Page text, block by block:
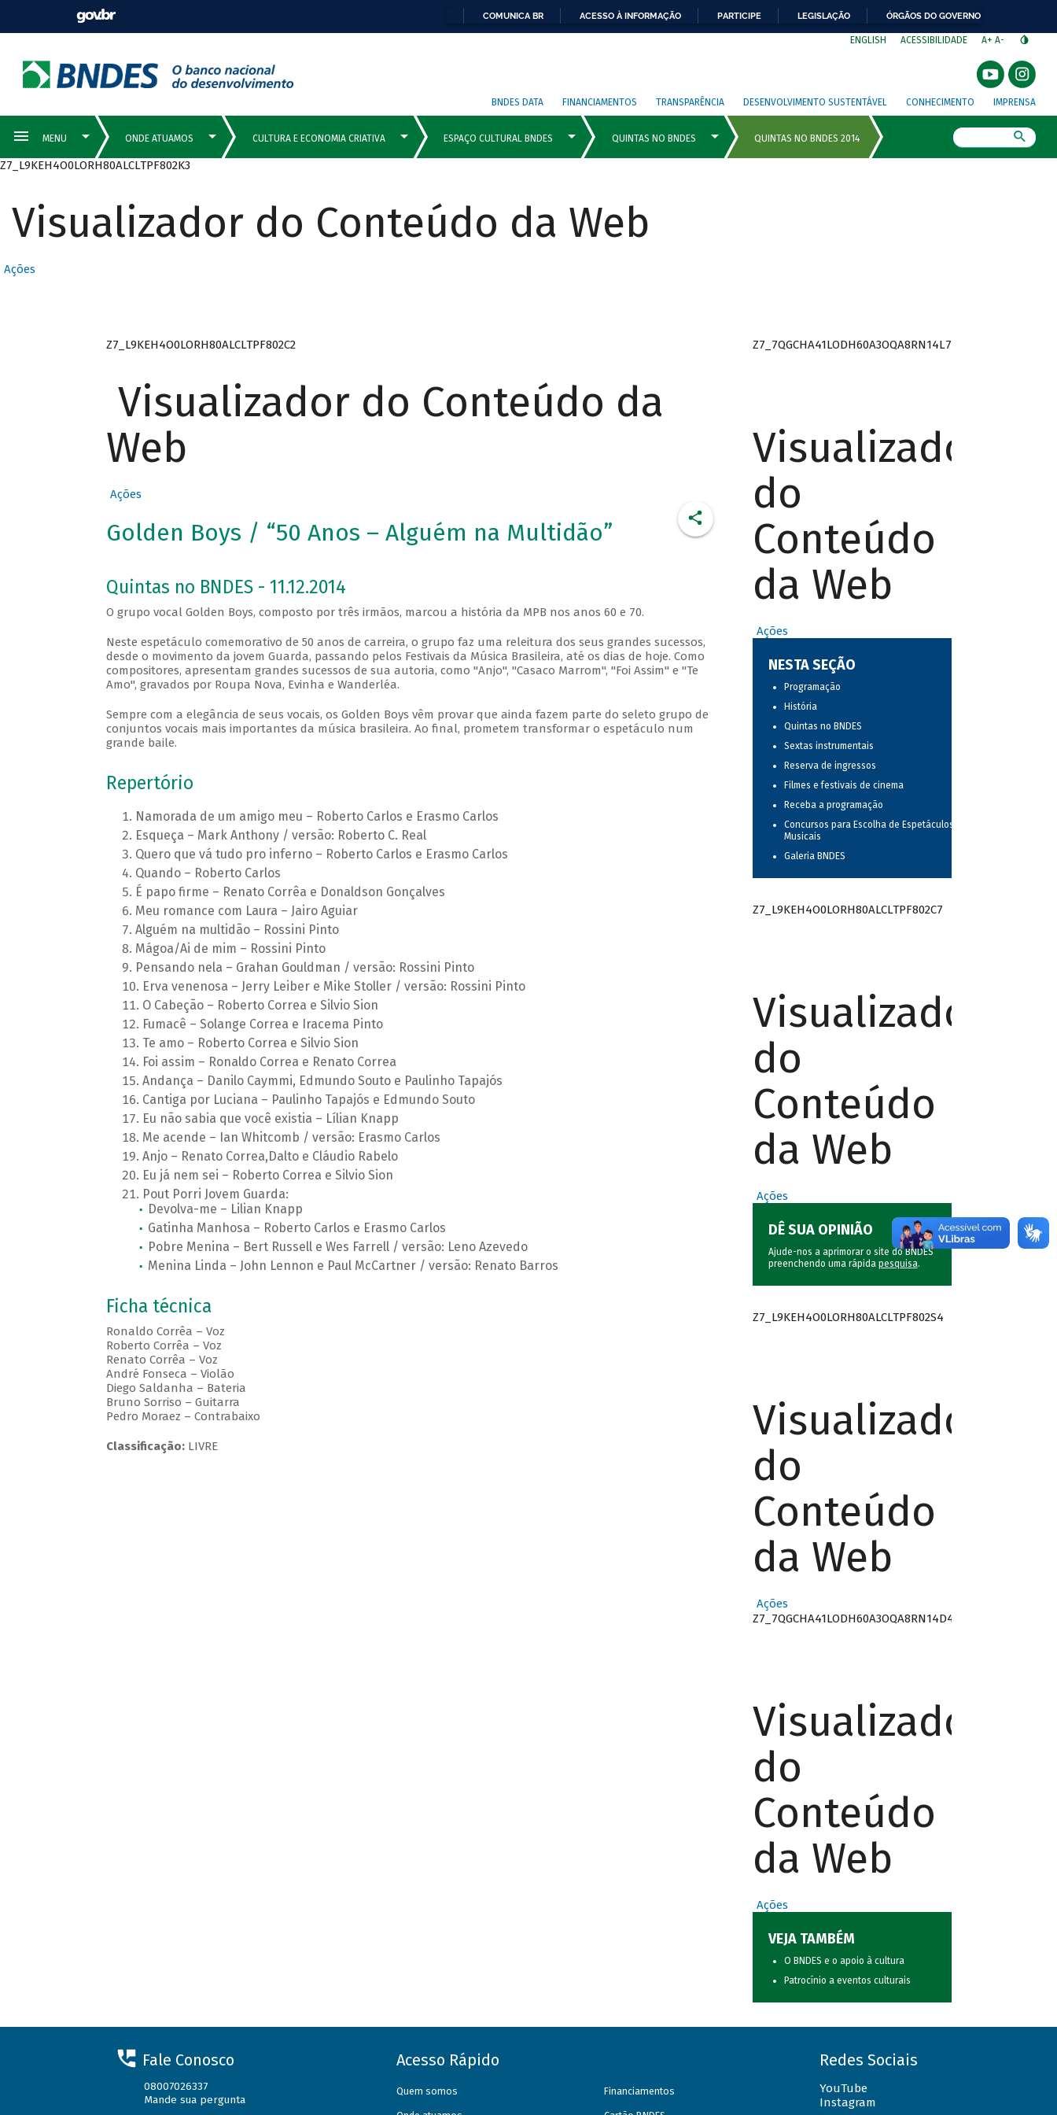
COMUNICA BR ACESSO À INFORMAÇÃO PARTICIPE LEGISLAÇÃO ÓRGÃOS DO GOVERNO
ENGLISH ACESSIBILIDADE A+ A-
BNDES DATA FINANCIAMENTOS TRANSPARÊNCIA DESENVOLVIMENTO SUSTENTÁVEL CONHECIMENTO IMPRENSA
Z7_L9KEH4O0LORH80ALCLTPF802K3
Visualizador do Conteúdo da Web
Ações
Z7_L9KEH4O0LORH80ALCLTPF802C2
Visualizador do Conteúdo da
Web
Ações
Golden Boys / “50 Anos – Alguém na Multidão”
Quintas no BNDES - 11.12.2014
O grupo vocal Golden Boys, composto por três irmãos, marcou a história da MPB nos anos 60 e 70.
Neste espetáculo comemorativo de 50 anos de carreira, o grupo faz uma releitura dos seus grandes sucessos,
desde o movimento da jovem Guarda, passando pelos Festivais da Música Brasileira, até os dias de hoje. Como
compositores, apresentam grandes sucessos de sua autoria, como "Anjo", "Casaco Marrom", "Foi Assim" e "Te
Amo", gravados por Roupa Nova, Evinha e Wanderléa.
Sempre com a elegância de seus vocais, os Golden Boys vêm provar que ainda fazem parte do seleto grupo de
conjuntos vocais mais importantes da música brasileira. Ao final, prometem transformar o espetáculo num
grande baile.
Repertório
Namorada de um amigo meu – Roberto Carlos e Erasmo Carlos
Esqueça – Mark Anthony / versão: Roberto C. Real
Quero que vá tudo pro inferno – Roberto Carlos e Erasmo Carlos
Quando – Roberto Carlos
É papo firme – Renato Corrêa e Donaldson Gonçalves
Meu romance com Laura – Jairo Aguiar
Alguém na multidão – Rossini Pinto
Mágoa/Ai de mim – Rossini Pinto
Pensando nela – Grahan Gouldman / versão: Rossini Pinto
Erva venenosa – Jerry Leiber e Mike Stoller / versão: Rossini Pinto
O Cabeção – Roberto Correa e Silvio Sion
Fumacê – Solange Correa e Iracema Pinto
Te amo – Roberto Correa e Silvio Sion
Foi assim – Ronaldo Correa e Renato Correa
Andança – Danilo Caymmi, Edmundo Souto e Paulinho Tapajós
Cantiga por Luciana – Paulinho Tapajós e Edmundo Souto
Eu não sabia que você existia – Lílian Knapp
Me acende – Ian Whitcomb / versão: Erasmo Carlos
Anjo – Renato Correa,Dalto e Cláudio Rabelo
Eu já nem sei – Roberto Correa e Silvio Sion
Pout Porri Jovem Guarda:
Devolva-me – Lilian Knapp
Gatinha Manhosa – Roberto Carlos e Erasmo Carlos
Pobre Menina – Bert Russell e Wes Farrell / versão: Leno Azevedo
Menina Linda – John Lennon e Paul McCartner / versão: Renato Barros
Ficha técnica
Ronaldo Corrêa – Voz
Roberto Corrêa – Voz
Renato Corrêa – Voz
André Fonseca – Violão
Diego Saldanha – Bateria
Bruno Sorriso – Guitarra
Pedro Moraez – Contrabaixo
Classificação:LIVRE
Z7_7QGCHA41LODH60A3OQA8RN14L7
Visualizador
do
Conteúdo
da Web
Ações
NESTA SEÇÃO
Programação
História
Quintas no BNDES
Sextas instrumentais
Reserva de ingressos
Filmes e festivais de cinema
Receba a programação
Concursos para Escolha de Espetáculos
Musicais
Galeria BNDES
Z7_L9KEH4O0LORH80ALCLTPF802C7
Visualizador
do
Conteúdo
da Web
Ações
DÊ SUA OPINIÃO
Ajude-nos a aprimorar o site do BNDES
preenchendo uma rápida pesquisa.
Z7_L9KEH4O0LORH80ALCLTPF802S4
Visualizador
do
Conteúdo
da Web
Ações
Z7_7QGCHA41LODH60A3OQA8RN14D4
Visualizador
do
Conteúdo
da Web
Ações
VEJA TAMBÉM
O BNDES e o apoio à cultura
Patrocínio a eventos culturais
Fale Conosco
08007026337
Mande sua pergunta
Acesso Rápido
Quem somos Financiamentos
Redes Sociais
YouTube
Instagram